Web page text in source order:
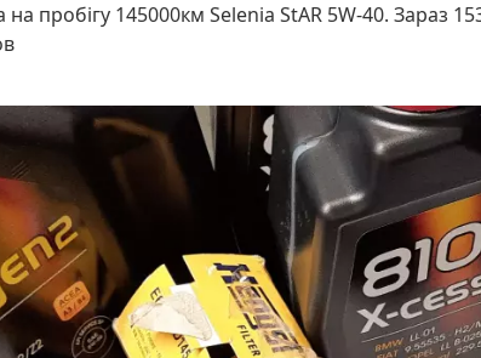
пробігу 145000км Selenia StAR 5W-40. Зараз